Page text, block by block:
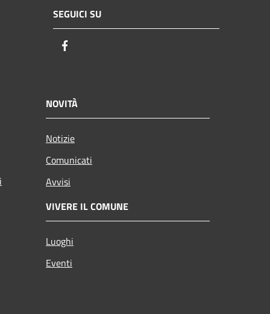
SEGUICI SU
NOVITÀ
Notizie
Comunicati
Avvisi
VIVERE IL COMUNE
Luoghi
Eventi